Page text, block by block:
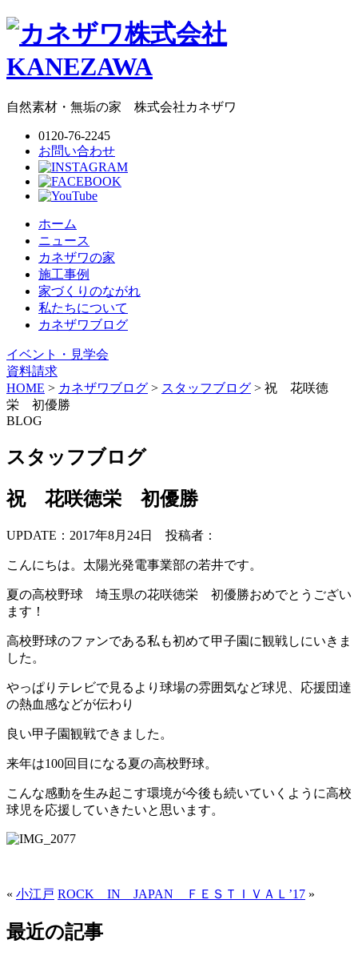
自然素材・無垢の家 株式会社カネザワ
0120-76-2245
お問い合わせ
ホーム
ニュース
カネザワの家
施工事例
家づくりのながれ
私たちについて
カネザワブログ
イベント・見学会
資料請求
HOME > カネザワブログ > スタッフブログ > 祝 花咲徳
栄 初優勝
BLOG
スタッフブログ
祝 花咲徳栄 初優勝
UPDATE：2017年8月24日 投稿者：
こんにちは。太陽光発電事業部の若井です。
夏の高校野球 埼玉県の花咲徳栄 初優勝おめでとうござい
ます！
高校野球のファンである私も初めて甲子園に観戦しにいきま
した。
やっぱりテレビで見るより球場の雰囲気など球児、応援団達
の熱血感などが伝わり
良い甲子園観戦できました。
来年は100回目になる夏の高校野球。
こんな感動を生み起こす環境が今後も続いていくように高校
球児を応援していきたいと思います。
« 小江戸 ROCK IN JAPAN ＦＥＳＴＩＶＡＬ’17 »
最近の記事